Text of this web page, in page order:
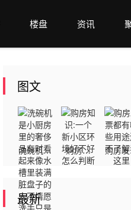
楼盘 资讯
图文
洗碗机是
小厨房里
的奢侈品
有时看起
购房知
识:一个
购房
都有哪
最新